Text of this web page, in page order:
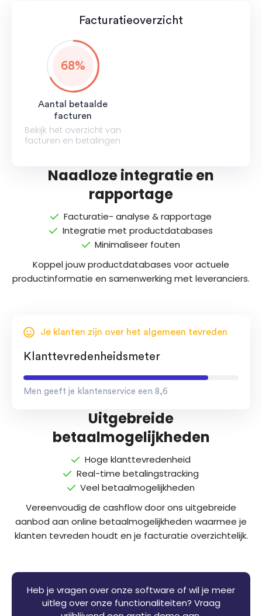
Facturatieoverzicht
68%
Aantal betaalde
facturen
Bekijk het overzicht van
facturen en betalingen
Naadloze integratie en
rapportage
Facturatie- analyse & rapportage
Integratie met productdatabases
Minimaliseer fouten
Koppel jouw productdatabases voor actuele
productinformatie en samenwerking met leveranciers.
Je klanten zijn over het algemeen tevreden
Klanttevredenheidsmeter
Men geeft je klantenservice een 8,6
Uitgebreide
betaalmogelijkheden
Hoge klanttevredenheid
Real-time betalingstracking
Veel betaalmogelijkheden
Vereenvoudig de cashflow door ons uitgebreide
aanbod aan online betaalmogelijkheden waarmee je
klanten tevreden houdt en je facturatie overzichtelijk.
Heb je vragen over onze software of wil je meer
uitleg over onze functionaliteiten? Vraag